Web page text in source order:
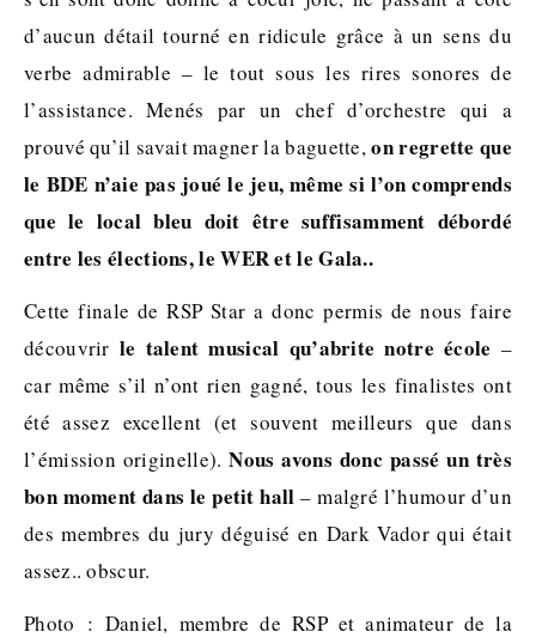
d’aucun détail tourné en ridicule grâce à un sens du
verbe admirable – le tout sous les rires sonores de
l’assistance. Menés par un chef d’orchestre qui a
prouvé qu’il savait magner la baguette,on regrette que
le BDE n’aie pas joué le jeu, même si l’on comprends
que le local bleu doit être suffisamment débordé
entre les élections, le WER et le Gala..
Cette finale de RSP Star a donc permis de nous faire
découvrir le talent musical qu’abrite notre école –
car même s’il n’ont rien gagné, tous les finalistes ont
été assez excellent (et souvent meilleurs que dans
l’émission originelle).Nous avons donc passé un très
bon moment dans le petit hall – malgré l’humour d’un
des membres du jury déguisé en Dark Vador qui était
assez.. obscur.
Photo : Daniel, membre de RSP et animateur de la